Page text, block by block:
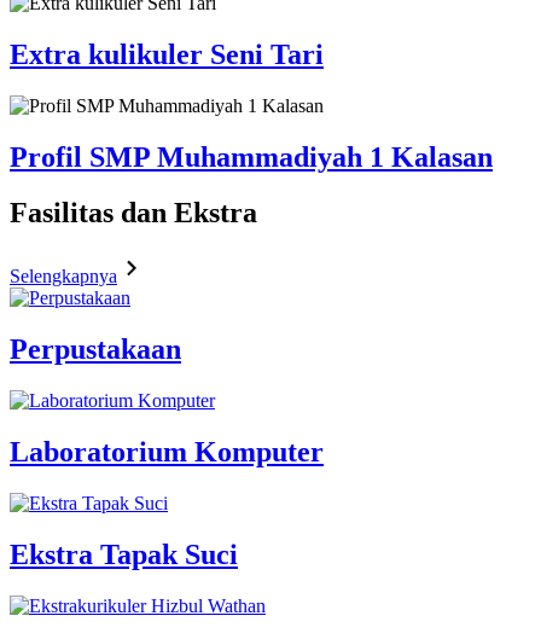
Extra kulikuler Seni Tari
Profil SMP Muhammadiyah 1 Kalasan
Fasilitas dan Ekstra
Selengkapnya
Perpustakaan
Laboratorium Komputer
Ekstra Tapak Suci